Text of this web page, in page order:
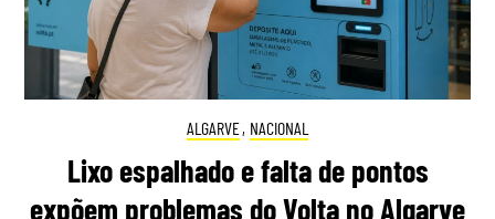
ALGARVE, NACIONAL
Lixo espalhado e falta de pontos
expõem problemas do Volta no Algarve